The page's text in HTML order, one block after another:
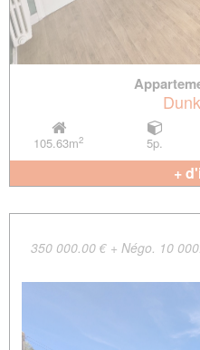
105.63m2 5p.
+
350 000.00 € + Négo. 10